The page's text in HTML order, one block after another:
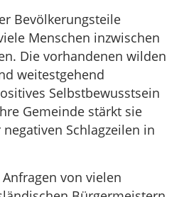
Bevölkerungsteile
Menschen inzwischen
Die vorhandenen wilden
weitestgehend
Selbstbewusstsein
Gemeinde stärkt sie
Schlagzeilen in
von vielen